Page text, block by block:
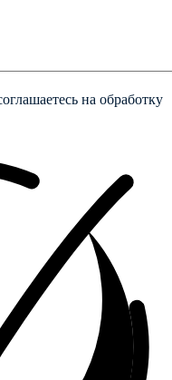
на обработку